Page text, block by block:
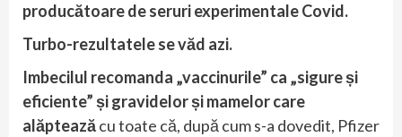
producătoare de seruri experimentale Covid.
Turbo-rezultatele se văd azi.
Imbecilul recomanda „vaccinurile” ca „sigure și
eficiente” și gravidelor și mamelor care
alăpteazăcu toate că, după cum s-a dovedit, Pfizer